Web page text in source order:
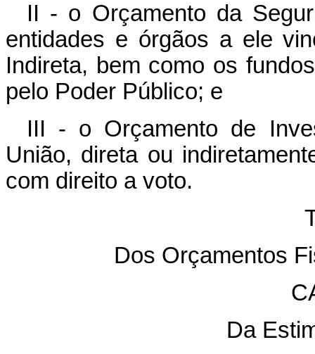
II - o Orçamento da
entidades e órgãos a ele
Indireta, bem como os
pelo Poder Público; e
III - o Orçamento de
União, direta ou
com direito a voto.
Dos Orçamentos
Da